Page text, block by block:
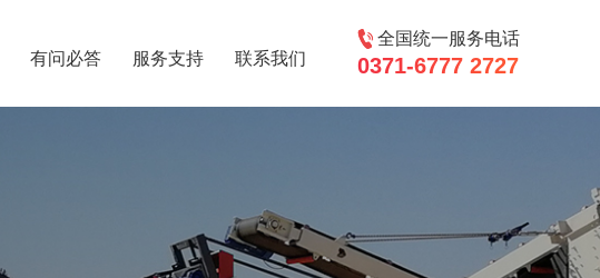
有问必答 服务支持 联系我们
全国统一服务电话
0371-6777 2727